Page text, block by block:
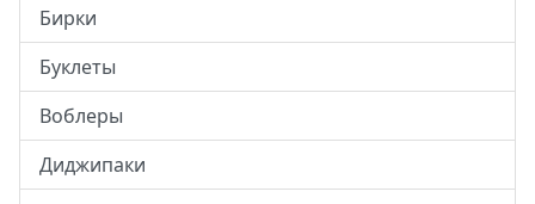
Бирки
Буклеты
Воблеры
Диджипаки